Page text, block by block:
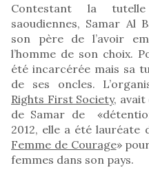
Contestant la
saoudiennes, Samar Al
son père de l’avoir
l’homme de son choix.
été incarcérée mais sa
de ses oncles.
Rights First Society, avait
de Samar de
2012, elle a été lauréate
Femme de Courage»
femmes dans son pays.